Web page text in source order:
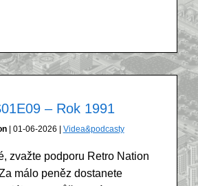
– Rok 1991
| 01-06-2026 | Videa&podcasty
zvažte podporu Retro Nation
málo peněz dostanete